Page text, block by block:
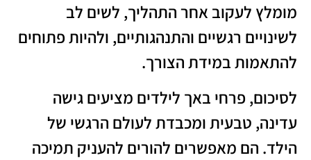
מומלץ לעקוב אחר התהליך, לשים לב
לשינויים רגשיים והתנהגותיים, ולהיות פתוחים
להתאמות במידת הצורך.
לסיכום, פרחי באך לילדים מציעים גישה
עדינה, טבעית ומכבדת לעולם הרגשי של
הילד. הם מאפשרים להורים להעניק תמיכה